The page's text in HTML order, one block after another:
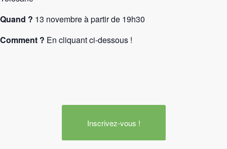
Quand ? 13 novembre à partir de 19h30
Comment ? En cliquant ci-dessous !
Inscrivez-vous !